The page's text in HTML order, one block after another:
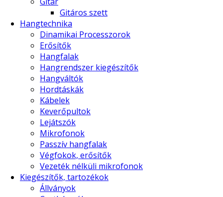
Gitáros szett
Hangtechnika
Dinamikai Processzorok
Erősítők
Hangfalak
Hangrendszer kiegészítők
Hangváltók
Hordtáskák
Kábelek
Keverőpultok
Lejátszók
Mikrofonok
Passzív hangfalak
Végfokok, erősítők
Vezeték nélküli mikrofonok
Kiegészítők, tartozékok
Állványok